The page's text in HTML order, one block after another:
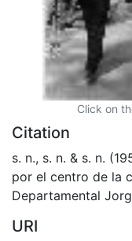
Click on
Citation
s. n., s. n. & s. n.
por el centro de la
Departamental
URI